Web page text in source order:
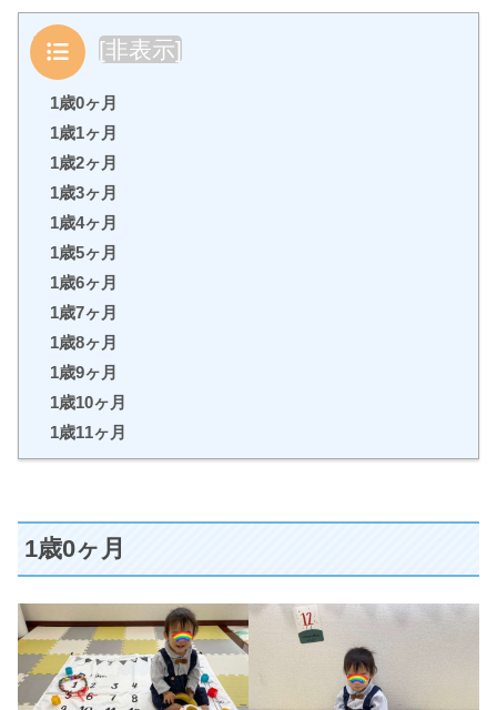
目次 [非表示]
1歳0ヶ月
1歳1ヶ月
1歳2ヶ月
1歳3ヶ月
1歳4ヶ月
1歳5ヶ月
1歳6ヶ月
1歳7ヶ月
1歳8ヶ月
1歳9ヶ月
1歳10ヶ月
1歳11ヶ月
1歳0ヶ月